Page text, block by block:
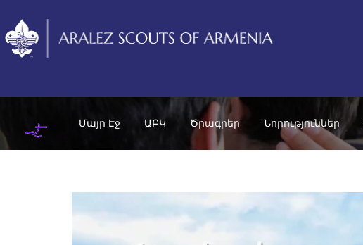
Մայր Էջ ԱԲԿ Ծրագրեր Նորություններ